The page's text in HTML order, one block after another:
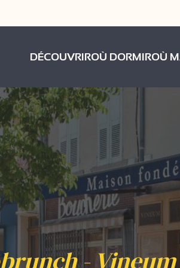
DÉCOUVRIROÙ DORMIROÙ
-